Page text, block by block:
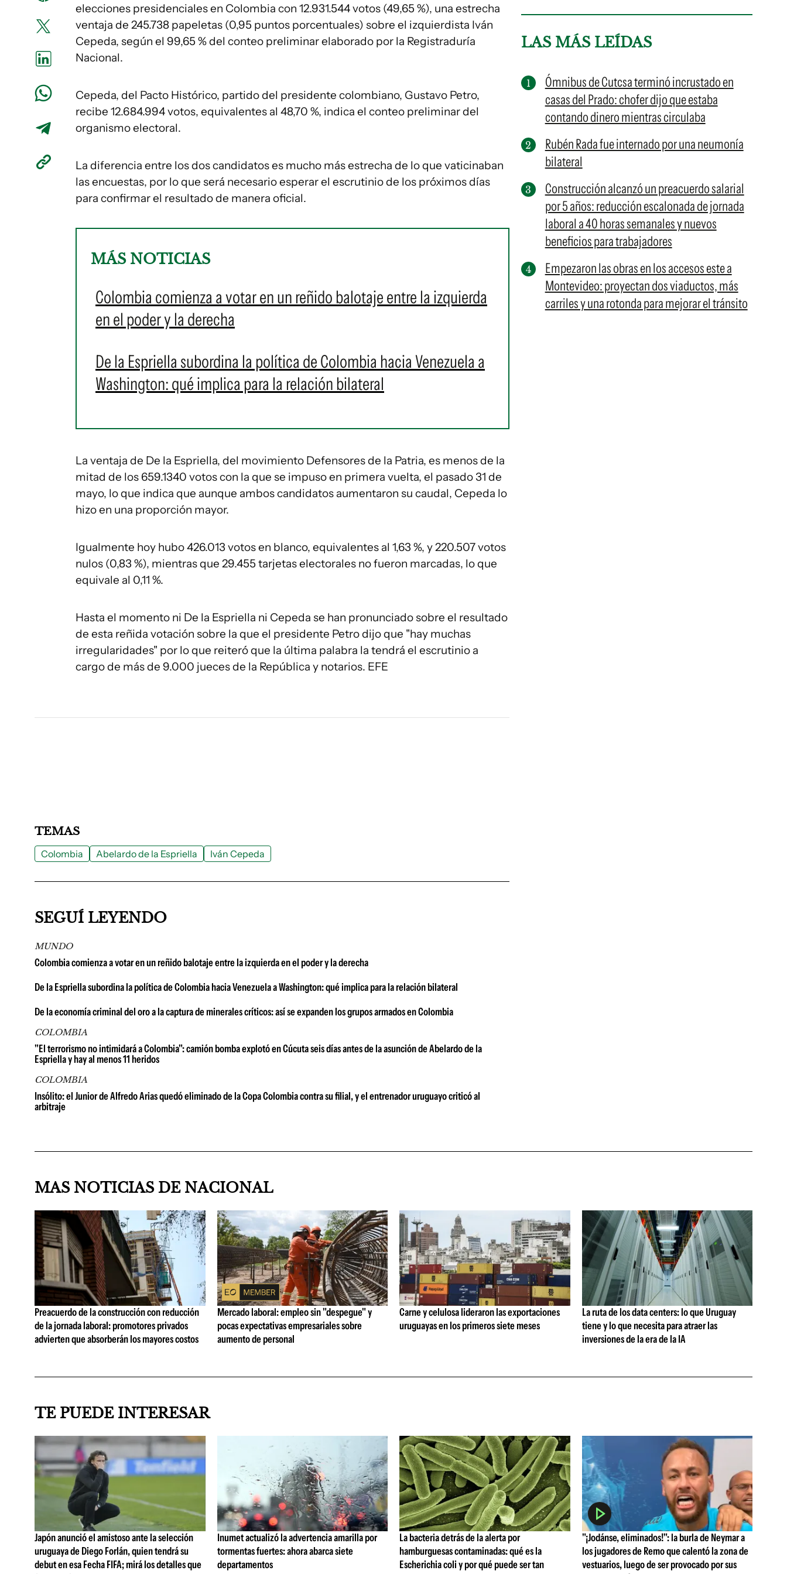
elecciones presidenciales en Colombia con 12.931.544 votos (49,65 %), una estrecha
ventaja de 245.738 papeletas (0,95 puntos porcentuales) sobre el izquierdista Iván
Cepeda, según el 99,65 % del conteo preliminar elaborado por la Registraduría
Nacional.
Cepeda, del Pacto Histórico, partido del presidente colombiano, Gustavo Petro,
recibe 12.684.994 votos, equivalentes al 48,70 %, indica el conteo preliminar del
organismo electoral.
La diferencia entre los dos candidatos es mucho más estrecha de lo que vaticinaban
las encuestas, por lo que será necesario esperar el escrutinio de los próximos días
para confirmar el resultado de manera oficial.
MÁS NOTICIAS
Colombia comienza a votar en un reñido balotaje entre la izquierda
en el poder y la derecha
De la Espriella subordina la política de Colombia hacia Venezuela a
Washington: qué implica para la relación bilateral
La ventaja de De la Espriella, del movimiento Defensores de la Patria, es menos de la
mitad de los 659.1340 votos con la que se impuso en primera vuelta, el pasado 31 de
mayo, lo que indica que aunque ambos candidatos aumentaron su caudal, Cepeda lo
hizo en una proporción mayor.
Igualmente hoy hubo 426.013 votos en blanco, equivalentes al 1,63 %, y 220.507 votos
nulos (0,83 %), mientras que 29.455 tarjetas electorales no fueron marcadas, lo que
equivale al 0,11 %.
Hasta el momento ni De la Espriella ni Cepeda se han pronunciado sobre el resultado
de esta reñida votación sobre la que el presidente Petro dijo que "hay muchas
irregularidades" por lo que reiteró que la última palabra la tendrá el escrutinio a
cargo de más de 9.000 jueces de la República y notarios. EFE
LAS MÁS LEÍDAS
Ómnibus de Cutcsa terminó incrustado en
casas del Prado: chofer dijo que estaba
contando dinero mientras circulaba
Rubén Rada fue internado por una neumonía
bilateral
Construcción alcanzó un preacuerdo salarial
por 5 años: reducción escalonada de jornada
laboral a 40 horas semanales y nuevos
beneficios para trabajadores
Empezaron las obras en los accesos este a
Montevideo: proyectan dos viaductos, más
carriles y una rotonda para mejorar el tránsito
TEMAS
Colombia Abelardo de la Espriella Iván Cepeda
SEGUÍ LEYENDO
MUNDO
Colombia comienza a votar en un reñido balotaje entre la izquierda en el poder y la derecha
De la Espriella subordina la política de Colombia hacia Venezuela a Washington: qué implica para la relación bilateral
De la economía criminal del oro a la captura de minerales críticos: así se expanden los grupos armados en Colombia
COLOMBIA
"El terrorismo no intimidará a Colombia": camión bomba explotó en Cúcuta seis días antes de la asunción de Abelardo de la
Espriella y hay al menos 11 heridos
COLOMBIA
Insólito: el Junior de Alfredo Arias quedó eliminado de la Copa Colombia contra su filial, y el entrenador uruguayo criticó al
arbitraje
MAS NOTICIAS DE NACIONAL
Preacuerdo de la construcción con reducción
de la jornada laboral: promotores privados
advierten que absorberán los mayores costos
Mercado laboral: empleo sin "despegue" y
pocas expectativas empresariales sobre
aumento de personal
Carne y celulosa lideraron las exportaciones
uruguayas en los primeros siete meses
La ruta de los data centers: lo que Uruguay
tiene y lo que necesita para atraer las
inversiones de la era de la IA
TE PUEDE INTERESAR
Japón anunció el amistoso ante la selección
uruguaya de Diego Forlán, quien tendrá su
debut en esa Fecha FIFA; mirá los detalles que
Inumet actualizó la advertencia amarilla por
tormentas fuertes: ahora abarca siete
departamentos
La bacteria detrás de la alerta por
hamburguesas contaminadas: qué es la
Escherichia coli y por qué puede ser tan
"¡Jodánse, eliminados!": la burla de Neymar a
los jugadores de Remo que calentó la zona de
vestuarios, luego de ser provocado por sus